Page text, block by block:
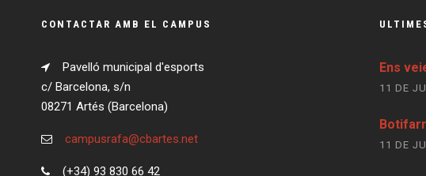
CONTACTAR AMB EL CAMPUS
Pavelló municipal d'esports
c/ Barcelona, s/n
08271 Artés (Barcelona)
campusrafa@cbartes.net
(+34) 93 830 66 42
Ens
11 DE
11 DE